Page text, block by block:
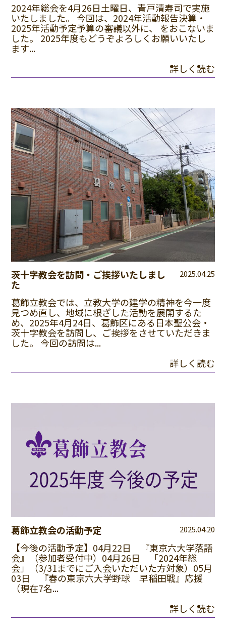
2024年総会を4月26日土曜日、青戸清寿司で実施
いたしました。 今回は、2024年活動報告決算・
2025年活動予定予算の審議以外に、 をおこないま
した。 2025年度もどうぞよろしくお願いいたし
ます...
詳しく読む
茨十字教会を訪問・ご挨拶いたしまし
た
2025.04.25
葛飾立教会では、立教大学の建学の精神を今一度
見つめ直し、地域に根ざした活動を展開するた
め、2025年4月24日、葛飾区にある日本聖公会・
茨十字教会を訪問し、ご挨拶をさせていただきま
した。 今回の訪問は...
詳しく読む
葛飾立教会の活動予定 2025.04.20
【今後の活動予定】04月22日 『東京六大学落語
会』（参加者受付中）04月26日 「2024年総
会」（3/31までにご入会いただいた方対象）05月
03日 『春の東京六大学野球 早稲田戦』応援
（現在7名...
詳しく読む